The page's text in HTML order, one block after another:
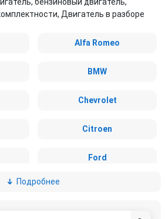
Двигатель в разборе
Alfa Romeo
BMW
Chevrolet
Citroen
Ford
Подробнее